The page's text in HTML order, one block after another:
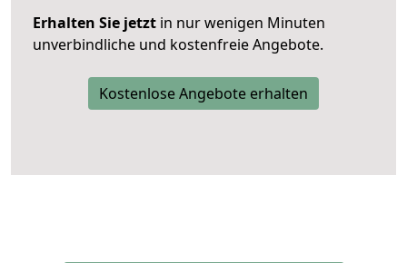
Erhalten Sie jetzt in nur wenigen Minuten
unverbindliche und kostenfreie Angebote.
Kostenlose Angebote erhalten